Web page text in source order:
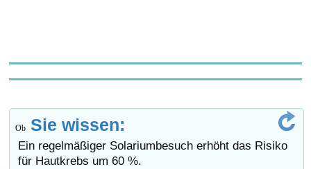
Ob Sie wissen:
Ein regelmäßiger Solariumbesuch erhöht das Risiko
für Hautkrebs um 60 %.